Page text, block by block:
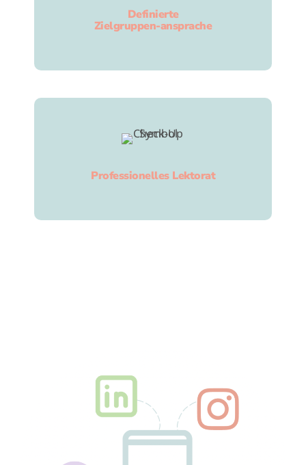
Definierte
Zielgruppen-ansprache
Professionelles Lektorat